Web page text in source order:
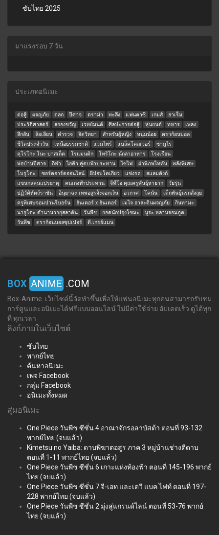
ซับไทย 2025
มาแรงรอบ 7 วัน
ประเภทอนิเมะ
ต่อสู้ ผจญภัย ตลก ปีศาจ ดราม่า ทะลึ่ง แฟนตาซี เกมส์
ฮาเร็ม
ประวัติศาสตร์
สยองขวัญ เวทย์มนต์ ศิลปะการต่อสู้ หุ่นยนต์ ทหาร
เพลง
ลึกลับ
ล้อเลียน ตำรวจ จิตวิทยา สำหรับผู้หญิง หนุ่มน้อย
ดราก้อนบอล
ชีวิตประจำวัน
เหนือธรรมชาติ แวมไพร์ แบล็คโคลเวอร์
ซามูไร
คุโรโกะ โนะ บาสเก็ต
โรแมนติก โทริโกะ นักล่าอาหาร
โรงเรียน
พ่อบ้านปีศาจ
กีฬา ไฮคิว คู่ตบฟ้าประทาน ไซไฟ ผ่าพิภพไททัน
พลังพิเศษ
โบรูโตะ
ซอร์ดอาร์ตออนไลน์ ผีปอบโตเกียว แข่งรถ
สแลมดังก์
แขนกลคนแปรธาตุ
คนเก่งฟ้าประทาน จีทีโอ คุณครูพันธุ์หายาก
วัยรุ่น
ปฏิวัติหัตถ์ราชัน
อินุยาฉะ เทพอสูรจิ้งจอกเงิน อวกาศ โคนัน
เด็กพันธุ์นรกสั่งลุย
ครูพิเศษจอมป่วนรีบอร์น
ฮันเตอร์ x ฮันเตอร์ เมไจ อาละดินผจญภัย
กินทามะ
นารูโตะ ตำนานวายุสลาตัน
วันพีช ยอดนักปรุงโซมะ
นูระ หลานจอมภูต
วันพีซ
ดราก้อนบอลซุปเปอร์ ดี.เกรย์แมน
BOX ANIME .COM
Box-Anime. เว็บไซต์นี้จัดทำขึ้นเพื่อให้แฟนอนิเมะทุกคนสามารถรับชม
การ์ตูนและอนิเมะได้ฟรีแบบออนไลน์ ไม่มีค่าใช้จ่าย อัปเดตเร็ว ดูได้ทุก
ที่ ทุกเวลา
ลิงก์ภายในเว็บไซต์
ซับไทย
พากย์ไทย
ค้นหาอนิเมะ
เพจ Facebook
กลุ่ม Facebook
อนิเมะทั้งหมด
สุ่มอนิเมะ
One Piece วันพีช ซีซั่น 4 อาณาจักรอลาบัสต้า ตอนที่ 93-132
พากย์ไทย (จบแล้ว)
Kimetsu no Yaiba: ดาบพิฆาตอสูร ภาค 3 หมู่บ้านช่างตีดาบ
ตอนที่ 1-11 พากย์ไทย (จบแล้ว)
One Piece วันพีช ซีซั่น 6 เกาะแห่งท้องฟ้า ตอนที่ 145-196 พากย์
ไทย (จบแล้ว)
One Piece วันพีช ซีซั่น 7 จี-เอท และเดวี แบค ไฟท์ ตอนที่ 197-
228 พากย์ไทย (จบแล้ว)
One Piece วันพีช ซีซั่น 2 มุ่งสู่แกรนด์ไลน์ ตอนที่ 53-76 พากย์
ไทย (จบแล้ว)